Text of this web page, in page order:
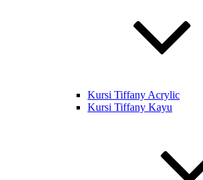
Kursi Tiffany Acrylic
Kursi Tiffany Kayu